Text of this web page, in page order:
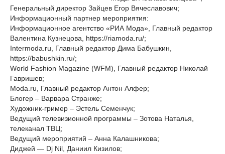
Генеральный директор Зайцев Егор Вячеславович;
Информационный партнер мероприятия:
Информационное агентство «РИА Мода», Главный редактор
Валентина Кузнецова, https://riamoda.ru/;
Intermoda.ru, Главный редактор Дима Бабушкин,
https://babushkin.ru/;
World Fashion Magazine (WFM), Главный редактор Николай
Гавришев;
Moda.ru, Главный редактор Антон Алфер;
Блогер – Варвара Странже;
Художник-гример – Эстель Семенчук;
Ведущий телевизионной программы – Зотова Наталья,
телеканал ТВЦ;
Ведущий мероприятий – Анна Калашникова;
Диджей — Dj Nil, Даниил Кизилов;